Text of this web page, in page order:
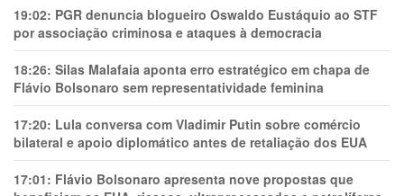
19:02: PGR denuncia blogueiro Oswaldo Eustáquio ao STF
por associação criminosa e ataques à democracia
18:26: Silas Malafaia aponta erro estratégico em chapa de
Flávio Bolsonaro sem representatividade feminina
17:20: Lula conversa com Vladimir Putin sobre comércio
bilateral e apoio diplomático antes de retaliação dos EUA
17:01: Flávio Bolsonaro apresenta nove propostas que